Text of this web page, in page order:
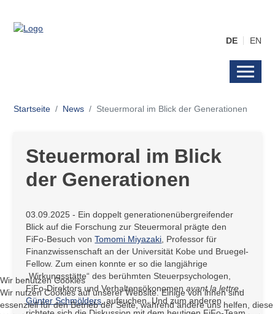
DE EN
Startseite News Steuermoral im Blick der Generationen
Steuermoral im Blick
der Generationen
03.09.2025 - Ein doppelt generationenübergreifender
Blick auf die Forschung zur Steuermoral prägte den
FiFo-Besuch vonTomomi Miyazaki, Professor für
Finanzwissenschaft an der Universität Kobe und Bruegel-
Fellow. Zum einen konnte er so die langjährige
„Wirkungsstätte“ des berühmten Steuerpsychologen,
FiFo-Direktors und Verhaltensökonomenavant la lettre,
Günter Schmölders, aufsuchen. Und zum anderen
Wir benutzen Cookies
Wir nutzen Cookies auf unserer Website. Einige von ihnen sind
essenziell für den Betrieb der Seite, während andere uns helfen, diese